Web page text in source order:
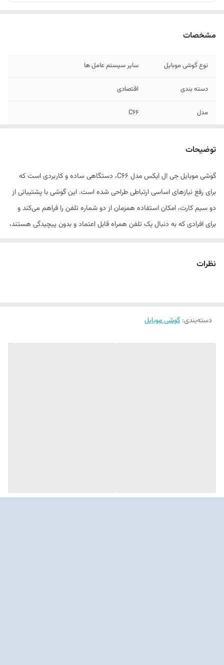
مشخصات
نوع گوشی موبایل سایر سیستم عامل ها
دسته ‌بندی اقتصادی
مدل C66
نوع سیم کارت سایز اصلی (15 × 25 میلی‌متر)
توضیحات
گوشی موبایل جی ال ایکس مدل C66، دستگاهی ساده و کاربردی است که
برای رفع نیازهای اساسی ارتباطی طراحی شده است. این گوشی با پشتیبانی از
دو سیم کارت، امکان استفاده همزمان از دو شماره تلفن را فراهم می‌کند و
برای افرادی که به دنبال یک تلفن همراه قابل اعتماد و بدون پیچیدگی هستند،
این گوشی مناسب کسانی است که اولویت اصلی آن‌ها برقراری تماس، ارسال
نظرات
دسته‌بندی: گوشی موبایل